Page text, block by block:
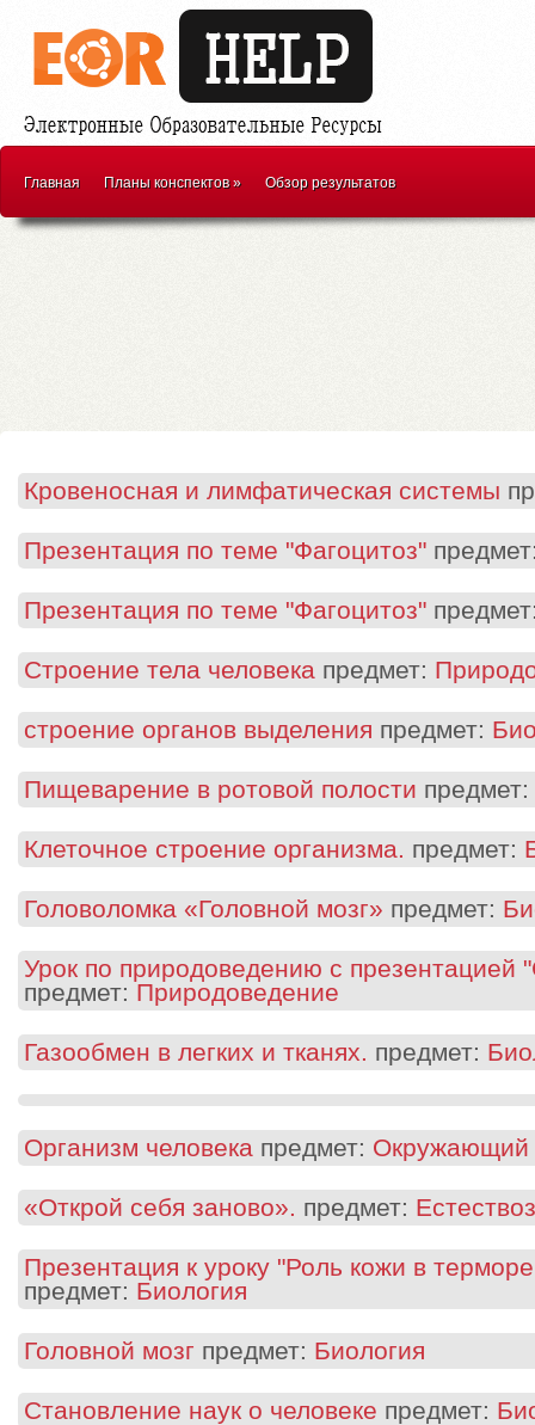
Главная Планы конспектов» Обзор результатов
Кровеносная и лимфатическая системы
Презентация по теме "Фагоцитоз"
Презентация по теме "Фагоцитоз"
Строение тела человека предмет:
строение органов выделения предмет:
Пищеварение в ротовой полости предмет:
Клеточное строение организма. предмет:
Головоломка «Головной мозг» предмет:
Урок по природоведению с презентацией
предмет: Природоведение
Газообмен в легких и тканях. предмет:
Организм человека предмет: Окружающий
«Открой себя заново». предмет:
Презентация к уроку "Роль кожи в
предмет: Биология
Головной мозг предмет: Биология
Становление наук о человеке предмет: